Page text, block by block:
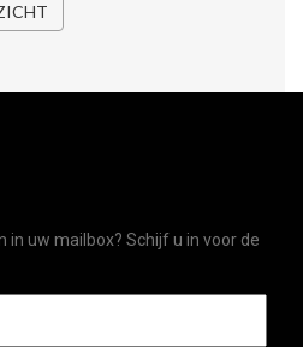
in uw mailbox? Schijf u in voor de